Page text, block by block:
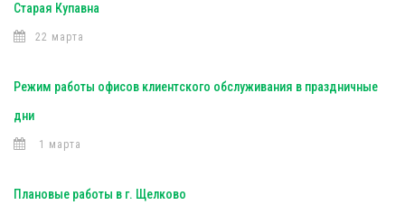
Старая Купавна
22 марта
Режим работы офисов клиентского обслуживания в праздничные
дни
1 марта
Плановые работы в г. Щелково